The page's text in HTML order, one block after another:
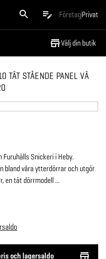
FöretagPrivat
Välj din butik
TÄT STÅENDE PANEL VÄ
och lagersaldo
Snickeri i Heby.
bland våra ytterdörrar och utgör
en tät dörrmodell ...